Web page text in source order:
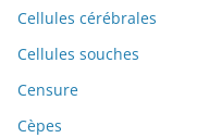
Cellules cérébrales
Cellules souches
Censure
Cèpes